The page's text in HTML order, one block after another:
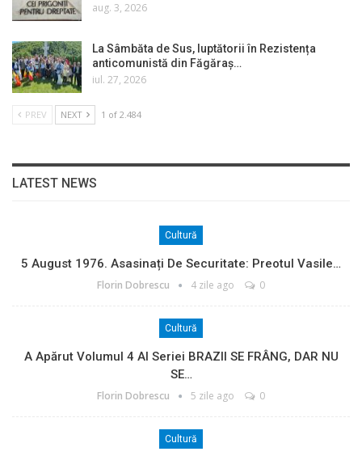
aug. 3, 2026
La Sâmbăta de Sus, luptătorii în Rezistența
anticomunistă din Făgăraș…
iul. 27, 2026
PREV NEXT 1 of 2.484
LATEST NEWS
Cultură
5 August 1976. Asasinați De Securitate: Preotul Vasile…
Florin Dobrescu 4 zile ago 0
Cultură
A Apărut Volumul 4 Al Seriei BRAZII SE FRÂNG, DAR NU
SE…
Florin Dobrescu 5 zile ago 0
Cultură